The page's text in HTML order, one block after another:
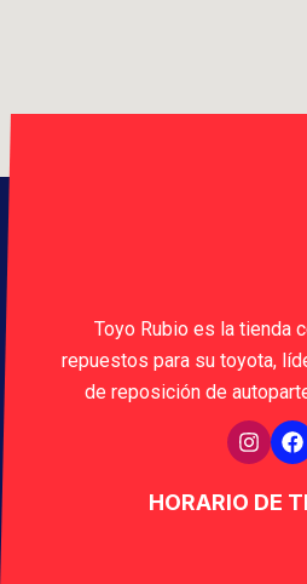
Toyo Rubio es la tienda
repuestos para su toyota,
de reposición de
HORARIO DE